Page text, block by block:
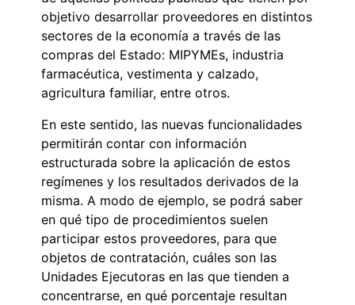
objetivo desarrollar proveedores en distintos
sectores de la economía a través de las
compras del Estado: MIPYMEs, industria
farmacéutica, vestimenta y calzado,
agricultura familiar, entre otros.
En este sentido, las nuevas funcionalidades
permitirán contar con información
estructurada sobre la aplicación de estos
regímenes y los resultados derivados de la
misma. A modo de ejemplo, se podrá saber
en qué tipo de procedimientos suelen
participar estos proveedores, para que
objetos de contratación, cuáles son las
Unidades Ejecutoras en las que tienden a
concentrarse, en qué porcentaje resultan